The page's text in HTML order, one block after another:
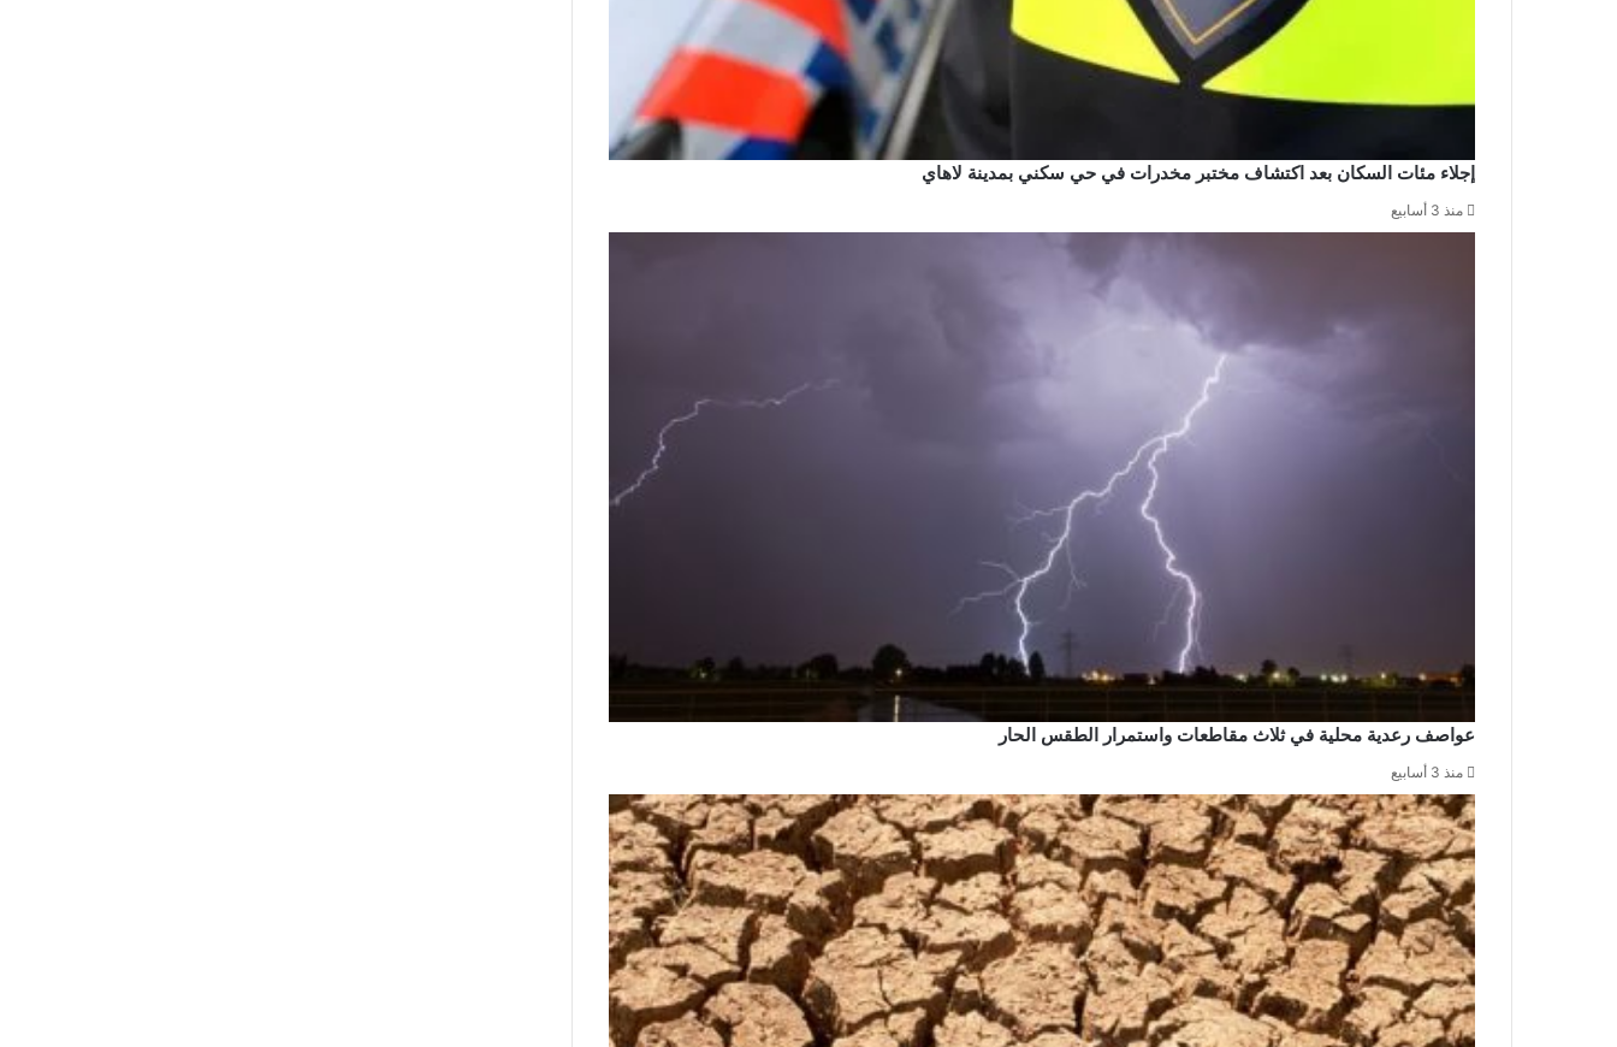
إجلاء مئات السكان بعد اكتشاف مختبر مخدرات في حي سكني بمدينة لاهاي
منذ 3 أسابيع
عواصف رعدية محلية في ثلاث مقاطعات واستمرار الطقس الحار
منذ 3 أسابيع